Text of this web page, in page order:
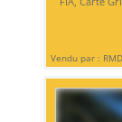
Vendu par : RMD